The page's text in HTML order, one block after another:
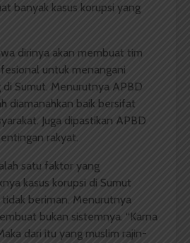
banyak kasus korupsi yang
dirinya akan membuat tim
untuk menangani
di Sumut. Menurutnya APBD
diamanahkan baik bersifat
Juga dipastikan APBD
rakyat.
satu faktor yang
kasus korupsi di Sumut
beriman. Menurutnya
bukan sistemnya. “Karna
dari itu yang muslim rajin-